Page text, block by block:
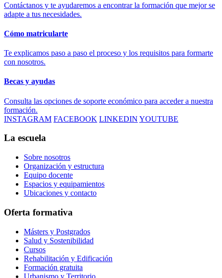
Contáctanos y te ayudaremos a encontrar la formación que mejor se
adapte a tus necesidades.
Cómo matricularte
Te explicamos paso a paso el proceso y los requisitos para formarte
con nosotros.
Becas y ayudas
Consulta las opciones de soporte económico para acceder a nuestra
formación.
INSTAGRAM FACEBOOK LINKEDIN YOUTUBE
La escuela
Sobre nosotros
Organización y estructura
Equipo docente
Espacios y equipamientos
Ubicaciones y contacto
Oferta formativa
Másters y Postgrados
Salud y Sostenibilidad
Cursos
Rehabilitación y Edificación
Formación gratuita
Urbanismo y Territorio